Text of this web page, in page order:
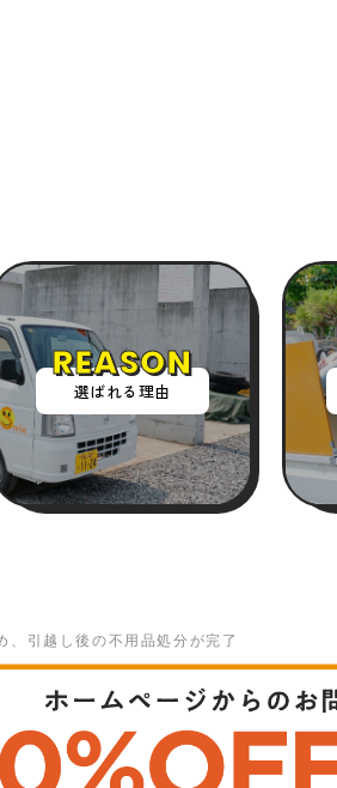
REASON
選ばれる理由
、引越し後の不用品処分が完了